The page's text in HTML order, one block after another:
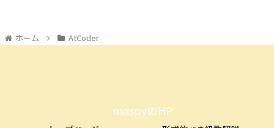
ホーム AtCoder
maspyのHP